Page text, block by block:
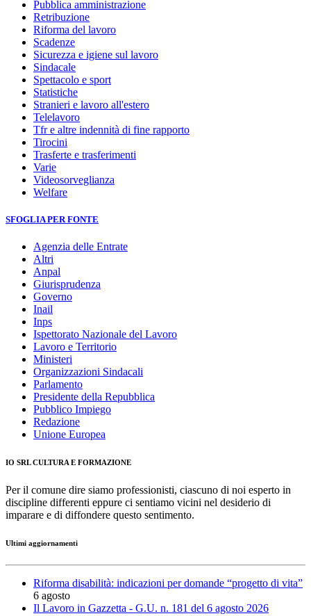
Pubblica amministrazione
Retribuzione
Riforma del lavoro
Scadenze
Sicurezza e igiene sul lavoro
Sindacale
Spettacolo e sport
Statistiche
Stranieri e lavoro all'estero
Telelavoro
Tfr e altre indennità di fine rapporto
Tirocini
Trasferte e trasferimenti
Varie
Videosorveglianza
Welfare
SFOGLIA PER FONTE
Agenzia delle Entrate
Altri
Anpal
Giurisprudenza
Governo
Inail
Inps
Ispettorato Nazionale del Lavoro
Lavoro e Territorio
Ministeri
Organizzazioni Sindacali
Parlamento
Presidente della Repubblica
Pubblico Impiego
Redazione
Unione Europea
IO SRL CULTURA E FORMAZIONE
Per il comune dire siamo professionisti, ciascuno di noi esperto in
discipline differenti eppure ci sentiamo vicini nel desiderio di
imparare e di diffondere questo sentimento.
Ultimi aggiornamenti
Riforma disabilità: indicazioni per domande “progetto di vita”
6 agosto
Il Lavoro in Gazzetta - G.U. n. 181 del 6 agosto 2026